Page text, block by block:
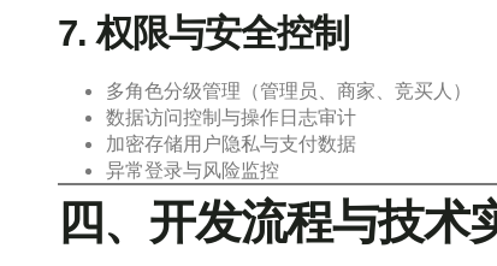
7. 权限与安全控制
多角色分级管理（管理员、商家、竞买人）
数据访问控制与操作日志审计
加密存储用户隐私与支付数据
异常登录与风险监控
四、开发流程与技术